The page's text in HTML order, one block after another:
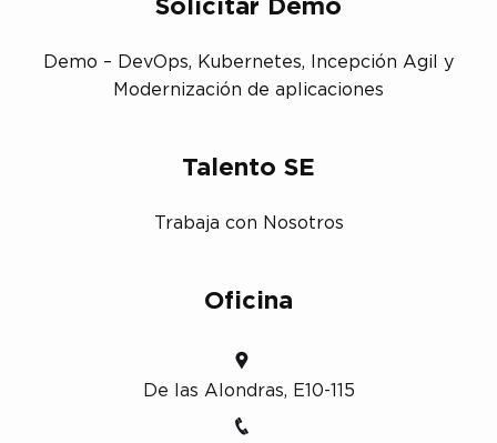
Solicitar Demo
Demo – DevOps, Kubernetes, Incepción Agil y
Modernización de aplicaciones
Talento SE
Trabaja con Nosotros
Oficina
De las Alondras, E10-115